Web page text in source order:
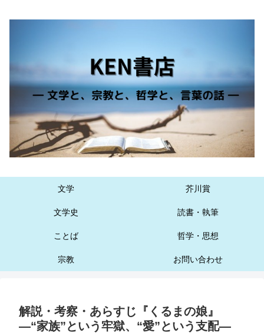
文学 芥川賞
文学史 読書・執筆
ことば 哲学・思想
宗教 お問い合わせ
解説・考察・あらすじ『くるまの娘』
―“家族”という牢獄、“愛”という支配―